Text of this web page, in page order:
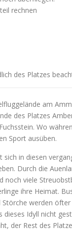
rechnen
des Platzes
am
des Platzes
Wo
Sport ausüben.
in diesen
Durch die
viele
ihre Heimat.
werden
dieses Idyll nicht
der Rest des